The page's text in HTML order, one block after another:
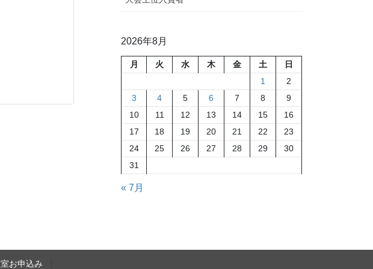
2026年8月
月 火 水 木 金 土
日
1
2
3
4 5 6 7 8
9
10
11 12 13 14 15
16
17
18 19 20 21 22
23
24
25 26 27 28 29
30
31
« 7月
お申込み